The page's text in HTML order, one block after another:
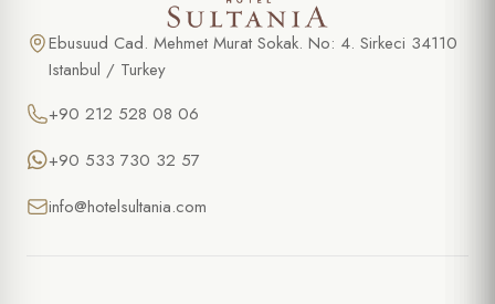
Ebusuud Cad. Mehmet Murat Sokak. No: 4. Sirkeci 34110
Istanbul / Turkey
+90 212 528 08 06
+90 533 730 32 57
info@hotelsultania.com